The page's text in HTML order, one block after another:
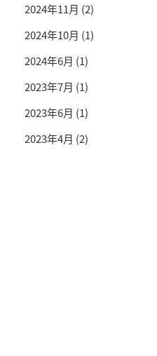
2024年11月 (2)
2024年10月 (1)
2024年6月 (1)
2023年7月 (1)
2023年6月 (1)
2023年4月 (2)